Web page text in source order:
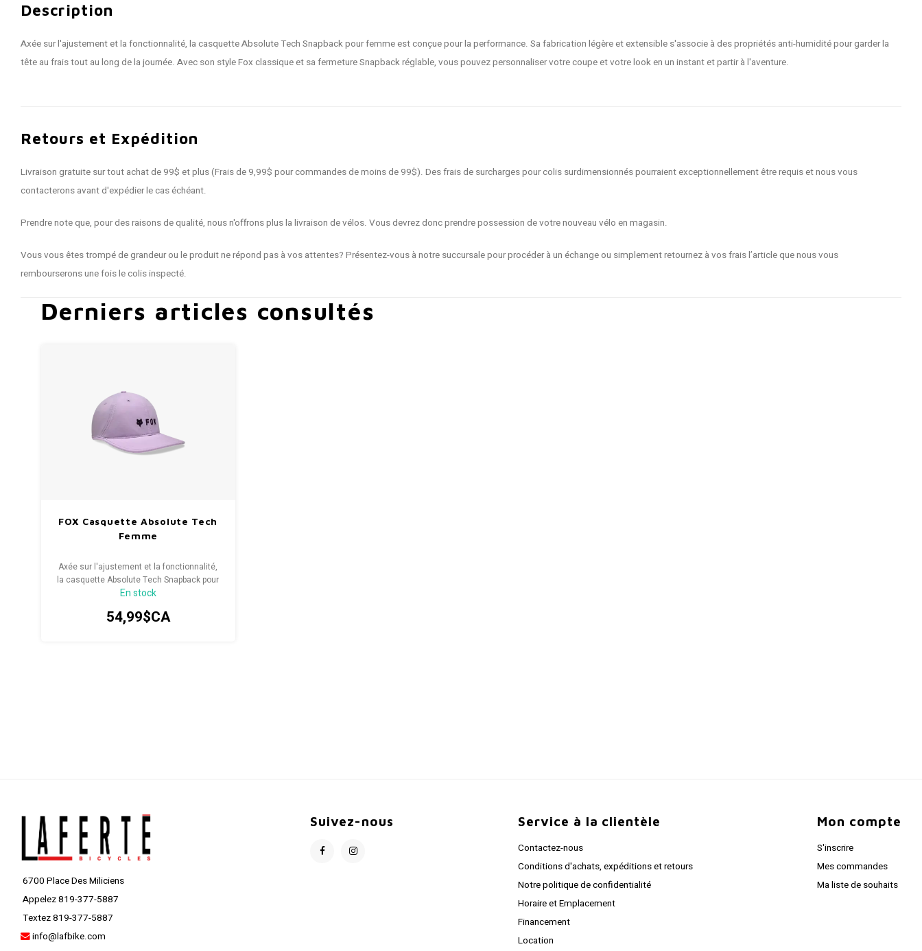
Description
Axée sur l'ajustement et la fonctionnalité, la casquette Absolute Tech Snapback pour femme est conçue pour la performance. Sa fabrication légère et extensible s'associe à des propriétés anti-humidité pour garder la
tête au frais tout au long de la journée. Avec son style Fox classique et sa fermeture Snapback réglable, vous pouvez personnaliser votre coupe et votre look en un instant et partir à l'aventure.
Retours et Expédition
Livraison gratuite sur tout achat de 99$ et plus (Frais de 9,99$ pour commandes de moins de 99$). Des frais de surcharges pour colis surdimensionnés pourraient exceptionnellement être requis et nous vous
contacterons avant d'expédier le cas échéant.
Prendre note que, pour des raisons de qualité, nous n'offrons plus la livraison de vélos. Vous devrez donc prendre possession de votre nouveau vélo en magasin.
Vous vous êtes trompé de grandeur ou le produit ne répond pas à vos attentes? Présentez-vous à notre succursale pour procéder à un échange ou simplement retournez à vos frais l’article que nous vous
rembourserons une fois le colis inspecté.
Derniers articles consultés
FOX Casquette Absolute Tech
Femme
Axée sur l'ajustement et la fonctionnalité,
la casquette Absolute Tech Snapback pour
femme est conçue pour la performance.
En stock
54,99$CA
6700 Place Des Miliciens
Appelez 819-377-5887
Textez 819-377-5887
info@lafbike.com
Suivez-nous Service à la clientèle
Contactez-nous
Conditions d'achats, expéditions et retours
Notre politique de confidentialité
Horaire et Emplacement
Financement
Location
Mon compte
S'inscrire
Mes commandes
Ma liste de souhaits